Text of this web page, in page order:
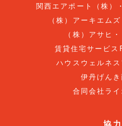
関西エアポート（株）
（株）アーキエム
（株）アサヒ
賃貸住宅サービス
ハウスウェルネス
伊丹げん
合同会社ラ